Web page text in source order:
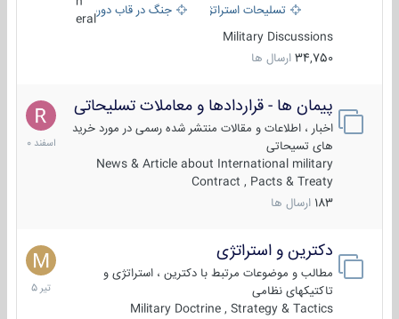
تسلیحات استراتژیک
جنگ در قاب دوربین
eral
Military Discussions
34,750 ارسال ها
پیمان ها - قراردادها و معاملات تسلیحاتی
اخبار ، اطلاعات و مقالات منتشر شده رسمی در مورد خرید
های تسیحاتی
News & Article about International military
Contract , Pacts & Treaty
183 ارسال ها
7
اسفند
1400
دکترین و استراتژی
مطالب و موضوعات مرتبط با دکترین ، استراتژی و
تاکتیکهای نظامی
Military Doctrine , Strategy & Tactics
27
تیر
1405